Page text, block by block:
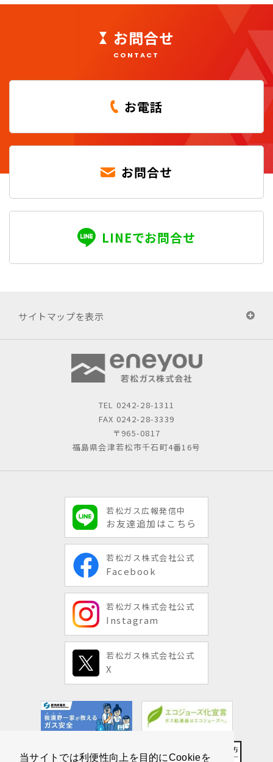
当サイトでは利便性向上を目的にCookieを
お問合せ
CONTACT
お電話
お問合せ
LINEでお問合せ
サイトマップを表示
TEL 0242-28-1311
FAX 0242-28-3339
〒965-0817
福島県会津若松市千石町4番16号
若松ガス広報発信中
お友達追加はこちら
若松ガス株式会社公式
Facebook
若松ガス株式会社公式
Instagram
若松ガス株式会社公式
X